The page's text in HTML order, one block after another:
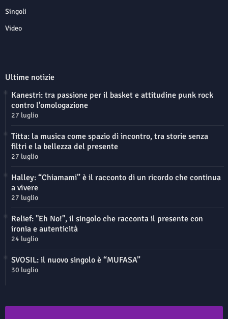
Singoli
Video
Ultime notizie
Kanestri: tra passione per il basket e attitudine punk rock
contro l'omologazione
27 luglio
Titta: la musica come spazio di incontro, tra storie senza
filtri e la bellezza del presente
27 luglio
Halley: “Chiamami” è il racconto di un ricordo che continua
a vivere
27 luglio
Relief: "Eh No!", il singolo che racconta il presente con
ironia e autenticità
24 luglio
SVOSIL: il nuovo singolo è “MUFASA”
30 luglio